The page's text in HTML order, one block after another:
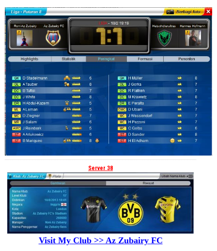
Server 38
Visit My Club >> Az Zubairy FC